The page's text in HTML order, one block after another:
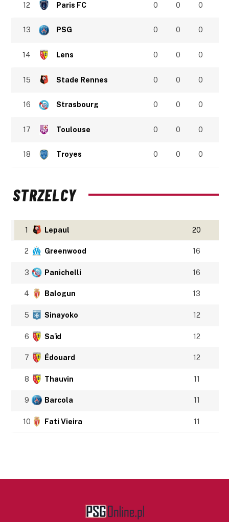
12 Paris FC 0 0 0
13 PSG 0 0 0
14 Lens 0 0 0
15 Stade Rennes 0 0 0
16 Strasbourg 0 0 0
17 Toulouse 0 0 0
18 Troyes 0 0 0
STRZELCY
1 Lepaul 20
2 Greenwood 16
3 Panichelli 16
4 Balogun 13
5 Sinayoko 12
6 Saïd 12
7 Édouard 12
8 Thauvin 11
9 Barcola 11
10 Fati Vieira 11